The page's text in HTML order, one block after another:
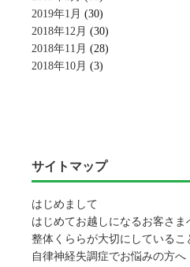
2019年1月 (30)
2018年12月 (30)
2018年11月 (28)
2018年10月 (3)
サイトマップ
はじめまして
はじめてお越しになるお客さま
整体くららが大切にしているこ
自律神経失調症でお悩みの方へ